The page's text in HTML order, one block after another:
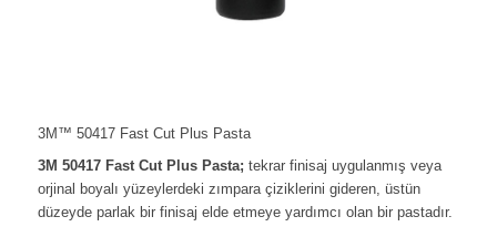
3M™ 50417 Fast Cut Plus Pasta
3M 50417 Fast Cut Plus Pasta; tekrar finisaj uygulanmış veya
orjinal boyalı yüzeylerdeki zımpara çiziklerini gideren, üstün
düzeyde parlak bir finisaj elde etmeye yardımcı olan bir pastadır.